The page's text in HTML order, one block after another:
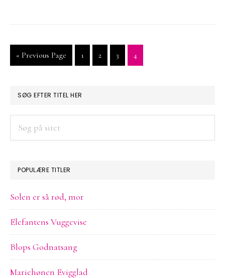
« Go
to
Previous Page Side
1 Side
2 Side
3 Side
4
PRIMÆR
SIDEBAR
SØG EFTER TITEL HER
POPULÆRE TITLER
Solen er så rød, mor
Elefantens Vuggevise
Blops Godnatsang
Mariehønen Evigglad